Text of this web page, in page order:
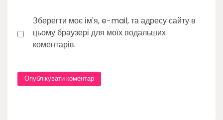
Зберегти моє ім'я, e-mail, та адресу сайту в
цьому браузері для моїх подальших
коментарів.